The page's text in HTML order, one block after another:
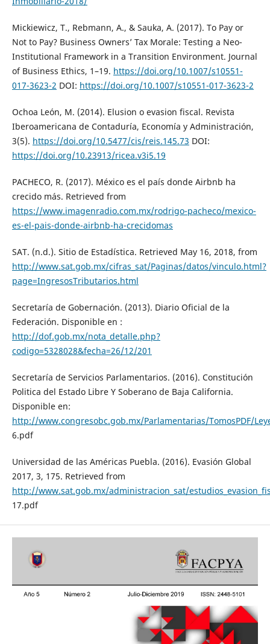
Mickiewicz, T., Rebmann, A., & Sauka, A. (2017). To Pay or
Not to Pay? Business Owners’ Tax Morale: Testing a Neo-
Institutional Framework in a Transition Environment. Journal
of Business Ethics, 1–19. https://doi.org/10.1007/s10551-
017-3623-2 DOI: https://doi.org/10.1007/s10551-017-3623-2
Ochoa León, M. (2014). Elusion o evasion fiscal. Revista
Iberoamericana de Contaduría, Economía y Administración,
3(5). https://doi.org/10.5477/cis/reis.145.73 DOI:
https://doi.org/10.23913/ricea.v3i5.19
PACHECO, R. (2017). México es el país donde Airbnb ha
crecido más. Retrieved from
https://www.imagenradio.com.mx/rodrigo-pacheco/mexico-
es-el-pais-donde-airbnb-ha-crecidomas
SAT. (n.d.). Sitio de Estadística. Retrieved May 16, 2018, from
http://www.sat.gob.mx/cifras_sat/Paginas/datos/vinculo.html?
page=IngresosTributarios.html
Secretaría de Gobernación. (2013). Diario Oficial de la
Federación. Disponible en :
http://dof.gob.mx/nota_detalle.php?
codigo=5328028&fecha=26/12/201
Secretaría de Servicios Parlamentarios. (2016). Constitución
Politica del Estado Libre Y Soberano de Baja California.
Disponible en:
http://www.congresobc.gob.mx/Parlamentarias/TomosPDF/
6.pdf
Universidad de las Américas Puebla. (2016). Evasión Global
2017, 3, 175. Retrieved from
http://www.sat.gob.mx/administracion_sat/
17.pdf